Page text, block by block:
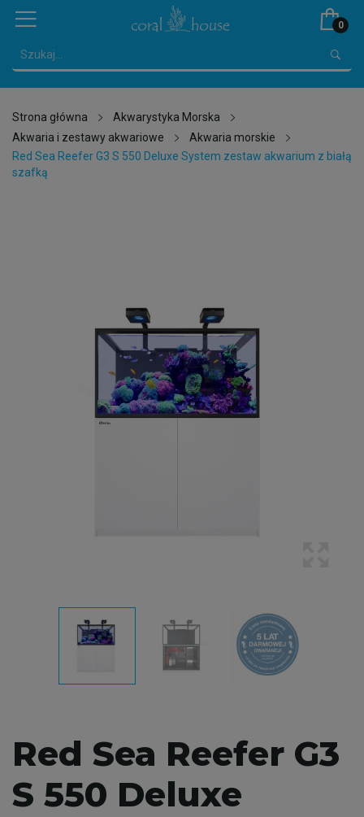
0
Strona główna
Akwarystyka Morska
Akwaria i zestawy akwariowe
Akwaria morskie
Red Sea Reefer G3 S 550 Deluxe System zestaw akwarium z białą
szafką
Red Sea Reefer G3
S 550 Deluxe